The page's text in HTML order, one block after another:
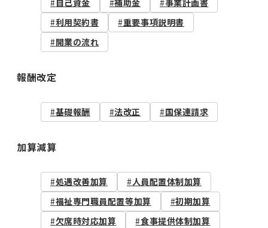
自己資金
補助金
事業計画書
利用契約書
重要事項説明書
開業の流れ
報酬改定
基礎報酬 法改正 国保連請求
加算減算
処遇改善加算
人員配置体制加算
福祉専門職員配置等加算
初期加算
欠席時対応加算
食事提供体制加算